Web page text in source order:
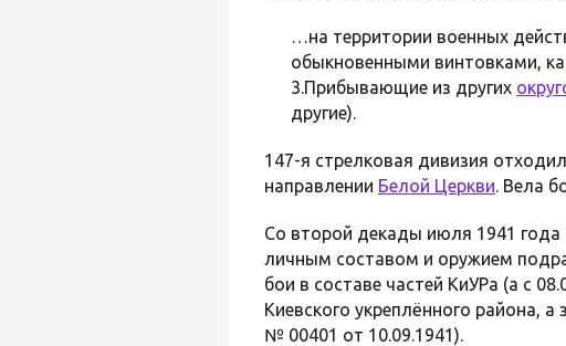
…на территории военных
обыкновенными винтовками,
3.Прибывающие из других
другие).
147-я стрелковая дивизия
направлении Белой Церкви. Вела
Со второй декады июля 1941
личным составом и оружием
бои в составе частей КиУРа (а с
Киевского укреплённого района, а
№ 00401 от 10.09.1941).